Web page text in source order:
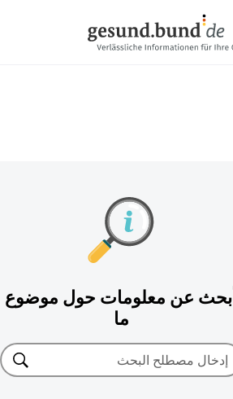
أبحث عن معلومات حول موضوع
ما
بحث